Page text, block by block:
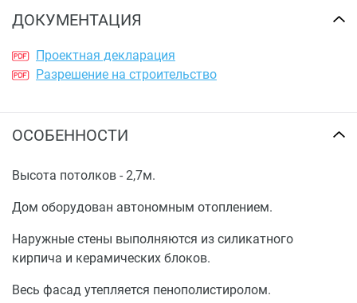
ДОКУМЕНТАЦИЯ
Проектная декларация
Разрешение на строительство
ОСОБЕННОСТИ
Высота потолков - 2,7м.
Дом оборудован автономным отоплением.
Наружные стены выполняются из силикатного
кирпича и керамических блоков.
Весь фасад утепляется пенополистиролом.